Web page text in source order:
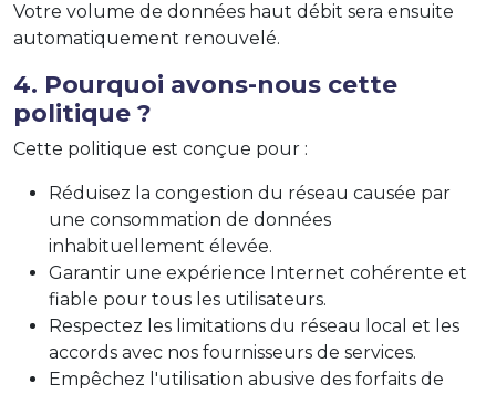
Votre volume de données haut débit sera ensuite
automatiquement renouvelé.
4. Pourquoi avons-nous cette
politique ?
Cette politique est conçue pour :
Réduisez la congestion du réseau causée par
une consommation de données
inhabituellement élevée.
Garantir une expérience Internet cohérente et
fiable pour tous les utilisateurs.
Respectez les limitations du réseau local et les
accords avec nos fournisseurs de services.
Empêchez l'utilisation abusive des forfaits de